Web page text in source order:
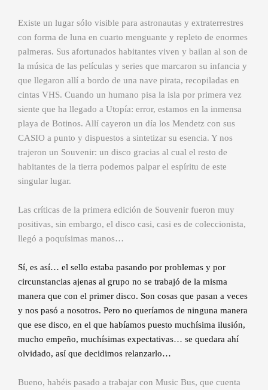
Existe un lugar sólo visible para astronautas y extraterrestres
con forma de luna en cuarto menguante y repleto de enormes
palmeras. Sus afortunados habitantes viven y bailan al son de
la música de las películas y series que marcaron su infancia y
que llegaron allí a bordo de una nave pirata, recopiladas en
cintas VHS. Cuando un humano pisa la isla por primera vez
siente que ha llegado a Utopía: error, estamos en la inmensa
playa de Botinos. Allí cayeron un día los Mendetz con sus
CASIO a punto y dispuestos a sintetizar su esencia. Y nos
trajeron un Souvenir: un disco gracias al cual el resto de
habitantes de la tierra podemos palpar el espíritu de este
singular lugar.
Las críticas de la primera edición de Souvenir fueron muy
positivas, sin embargo, el disco casi, casi es de coleccionista,
llegó a poquísimas manos…
Sí, es así… el sello estaba pasando por problemas y por
circunstancias ajenas al grupo no se trabajó de la misma
manera que con el primer disco. Son cosas que pasan a veces
y nos pasó a nosotros. Pero no queríamos de ninguna manera
que ese disco, en el que habíamos puesto muchísima ilusión,
mucho empeño, muchísimas expectativas… se quedara ahí
olvidado, así que decidimos relanzarlo…
Bueno, habéis pasado a trabajar con Music Bus, que cuenta